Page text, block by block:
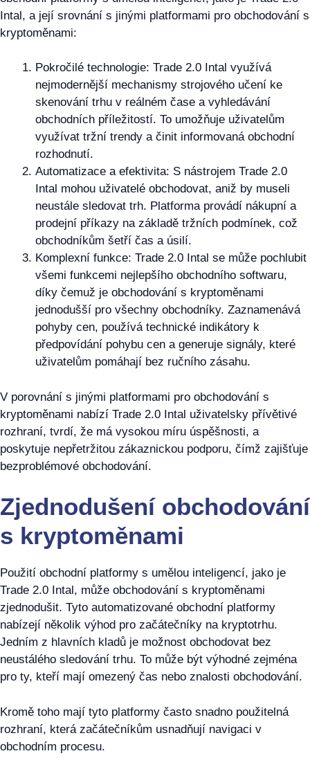
Intal, a její srovnání s jinými platformami pro obchodování s
kryptoměnami:
Pokročilé technologie: Trade 2.0 Intal využívá
nejmodernější mechanismy strojového učení ke
skenování trhu v reálném čase a vyhledávání
obchodních příležitostí. To umožňuje uživatelům
využívat tržní trendy a činit informovaná obchodní
rozhodnutí.
Automatizace a efektivita: S nástrojem Trade 2.0
Intal mohou uživatelé obchodovat, aniž by museli
neustále sledovat trh. Platforma provádí nákupní a
prodejní příkazy na základě tržních podmínek, což
obchodníkům šetří čas a úsilí.
Komplexní funkce: Trade 2.0 Intal se může pochlubit
všemi funkcemi nejlepšího obchodního softwaru,
díky čemuž je obchodování s kryptoměnami
jednodušší pro všechny obchodníky. Zaznamenává
pohyby cen, používá technické indikátory k
předpovídání pohybu cen a generuje signály, které
uživatelům pomáhají bez ručního zásahu.
V porovnání s jinými platformami pro obchodování s
kryptoměnami nabízí Trade 2.0 Intal uživatelsky přívětivé
rozhraní, tvrdí, že má vysokou míru úspěšnosti, a
poskytuje nepřetržitou zákaznickou podporu, čímž zajišťuje
bezproblémové obchodování.
Zjednodušení obchodování
s kryptoměnami
Použití obchodní platformy s umělou inteligencí, jako je
Trade 2.0 Intal, může obchodování s kryptoměnami
zjednodušit. Tyto automatizované obchodní platformy
nabízejí několik výhod pro začátečníky na kryptotrhu.
Jedním z hlavních kladů je možnost obchodovat bez
neustálého sledování trhu. To může být výhodné zejména
pro ty, kteří mají omezený čas nebo znalosti obchodování.
Kromě toho mají tyto platformy často snadno použitelná
rozhraní, která začátečníkům usnadňují navigaci v
obchodním procesu.